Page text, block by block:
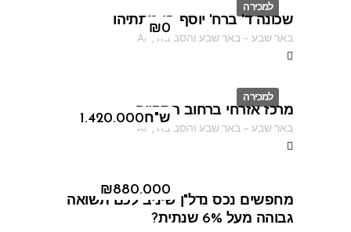
למכירה
ID
₪0
שכונה ד' ברח' יוסף בן מתתיהו
באר שבע–באר שבע והסביבה ,
AF
למכירה
ID ש"ח1.420.000
מרכז אזרחי ברחוב התקווה
באר שבע–באר שבע והסביבה ,
AF
₪880.000
מחפשים נכס נדל"ן שיניב לכם תשואה
גבוהה מעל 6% שנתית?